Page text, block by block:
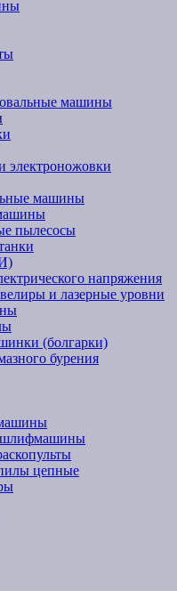
машины
электроножовки
машины
пылесосы
напряжения
и лазерные уровни
(болгарки)
бурения
шлифмашины
цепные